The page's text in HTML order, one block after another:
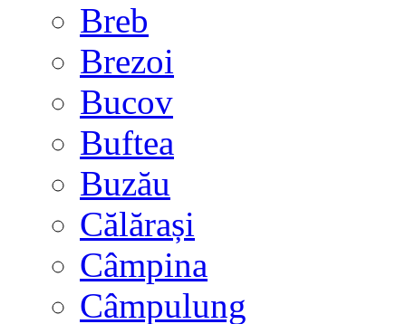
Breb
Brezoi
Bucov
Buftea
Buzău
Călărași
Câmpina
Câmpulung